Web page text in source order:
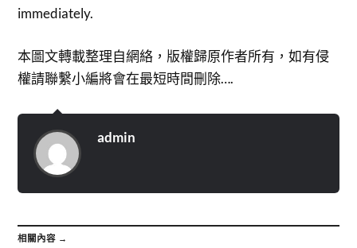
immediately.
本圖文轉載整理自網絡，版權歸原作者所有，如有侵
權請聯繫小編將會在最短時間刪除….
admin
相關內容 →